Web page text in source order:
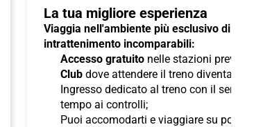
La tua migliore esperienza
Viaggia nell'ambiente più esclusivo di Italo
intrattenimento incomparabili:
Accesso gratuito nelle stazioni previste
Club dove attendere il treno diventa un
Ingresso dedicato al treno con il servizio
tempo ai controlli;
Puoi accomodarti e viaggiare su poltrone